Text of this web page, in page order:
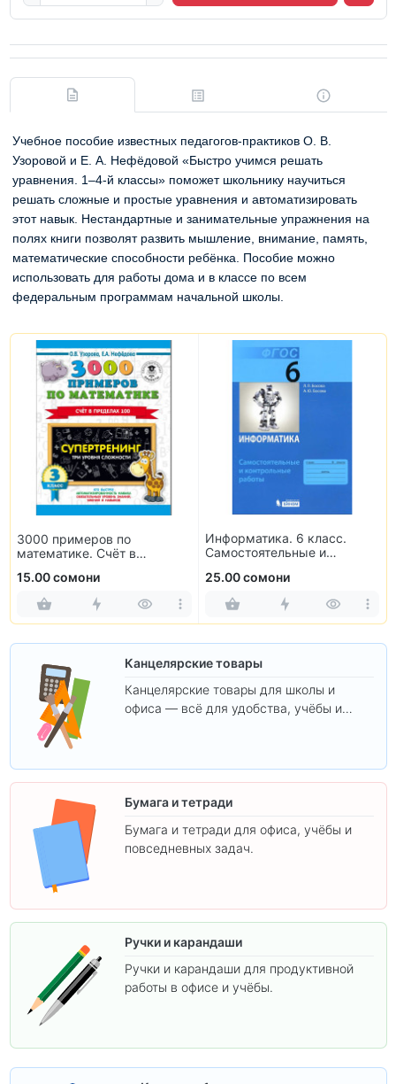
Учебное пособие известных педагогов-практиков О. В.
Узоровой и Е. А. Нефёдовой «Быстро учимся решать
уравнения. 1–4-й классы» поможет школьнику научиться
решать сложные и простые уравнения и автоматизировать
этот навык. Нестандартные и занимательные упражнения на
полях книги позволят развить мышление, внимание, память,
математические способности ребёнка. Пособие можно
использовать для работы дома и в классе по всем
федеральным программам начальной школы.
3000 примеров по
математике. Счёт в
15.00 сомони
Информатика. 6 класс.
Самостоятельные и
25.00 сомони
Канцелярские товары
Канцелярские товары для школы и
офиса — всё для удобства, учёбы и
Бумага и тетради
Бумага и тетради для офиса, учёбы и
повседневных задач.
Ручки и карандаши
Ручки и карандаши для продуктивной
работы в офисе и учёбы.